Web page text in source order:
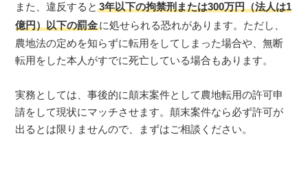
また、違反すると3年以下の拘禁刑または300万円（法人は1
億円）以下の罰金に処せられる恐れがあります。ただし、
農地法の定めを知らずに転用をしてしまった場合や、無断
転用をした本人がすでに死亡している場合もあります。
実務としては、事後的に顛末案件として農地転用の許可申
請をして現状にマッチさせます。顛末案件なら必ず許可が
出るとは限りませんので、まずはご相談ください。